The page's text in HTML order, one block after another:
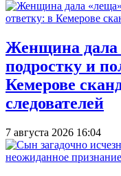
Женщина дала
подростку и
Кемерове
следователей
7 августа 2026 16:04